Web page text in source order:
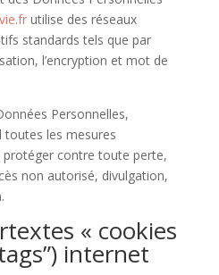
utilise des réseaux
standards tels que par
l’encryption et mot de
Personnelles,
toutes les mesures
protéger contre toute perte,
non autorisé, divulgation,
« cookies
internet